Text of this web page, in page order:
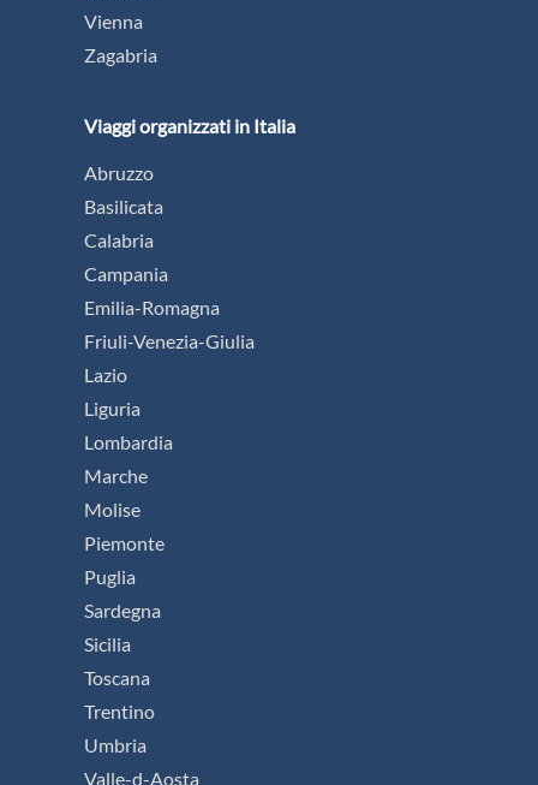
Vienna
Zagabria
Viaggi organizzati in Italia
Abruzzo
Basilicata
Calabria
Campania
Emilia-Romagna
Friuli-Venezia-Giulia
Lazio
Liguria
Lombardia
Marche
Molise
Piemonte
Puglia
Sardegna
Sicilia
Toscana
Trentino
Umbria
Valle-d-Aosta